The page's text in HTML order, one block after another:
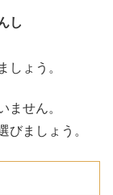
し
しょう。
ません。
びましょう。